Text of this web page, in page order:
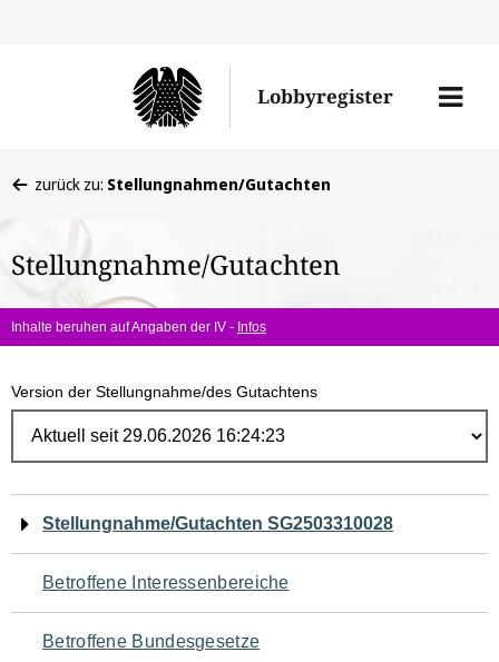
Lobbyregister
Menü
befinden
hier:
zurück zu: Stellungnahmen/Gutachten
Stellungnahme/Gutachten
Inhalte beruhen auf Angaben der IV - Infos
Version der Stellungnahme/des Gutachtens
Navigation
für
den
Stellungnahme/Gutachten SG2503310028
Betroffene Interessenbereiche
Betroffene Bundesgesetze